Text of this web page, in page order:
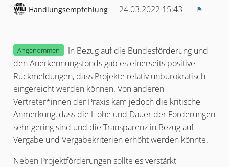
Handlungsempfehlung 24.03.2022 15:43
Angenommen
In Bezug auf die Bundesförderung und
den Anerkennungsfonds gab es einerseits positive
Rückmeldungen, dass Projekte relativ unbürokratisch
eingereicht werden können. Von anderen
Vertreter*innen der Praxis kam jedoch die kritische
Anmerkung, dass die Höhe und Dauer der Förderungen
sehr gering sind und die Transparenz in Bezug auf
Vergabe und Vergabekriterien erhöht werden könnte.
Neben Projektförderungen sollte es verstärkt